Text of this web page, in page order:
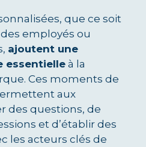
que ce soit
employés ou
ajoutent une
essentielle à la
Ces moments de
aux
des questions, de
et d’établir des
les acteurs clés de